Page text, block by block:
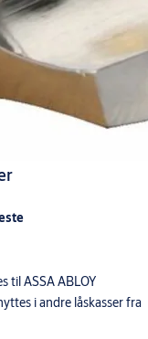
til ASSA ABLOY
i andre låskasser fra